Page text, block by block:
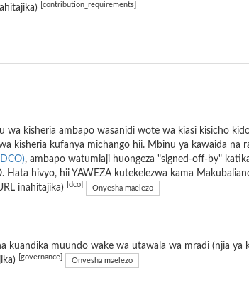
[contribution_requirements]
wa kisheria ambapo wasanidi wote wa kiasi kisicho
kisheria kufanya michango hii. Mbinu ya kawaida na
, ambapo watumiaji huongeza "signed-off-by"
hivyo, hii YAWEZA kutekelezwa kama
inahitajika)
[dco] Onyesha maelezo
kuandika muundo wake wa utawala wa mradi (njia ya
[governance] Onyesha maelezo